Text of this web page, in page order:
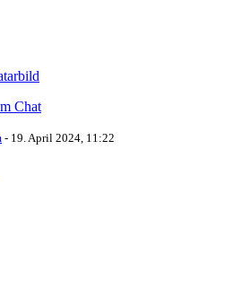
Chat
- 19. April 2024, 11:22